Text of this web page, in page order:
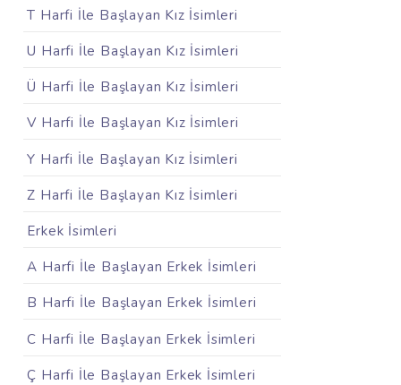
T Harfi İle Başlayan Kız İsimleri
U Harfi İle Başlayan Kız İsimleri
Ü Harfi İle Başlayan Kız İsimleri
V Harfi İle Başlayan Kız İsimleri
Y Harfi İle Başlayan Kız İsimleri
Z Harfi İle Başlayan Kız İsimleri
Erkek İsimleri
A Harfi İle Başlayan Erkek İsimleri
B Harfi İle Başlayan Erkek İsimleri
C Harfi İle Başlayan Erkek İsimleri
Ç Harfi İle Başlayan Erkek İsimleri